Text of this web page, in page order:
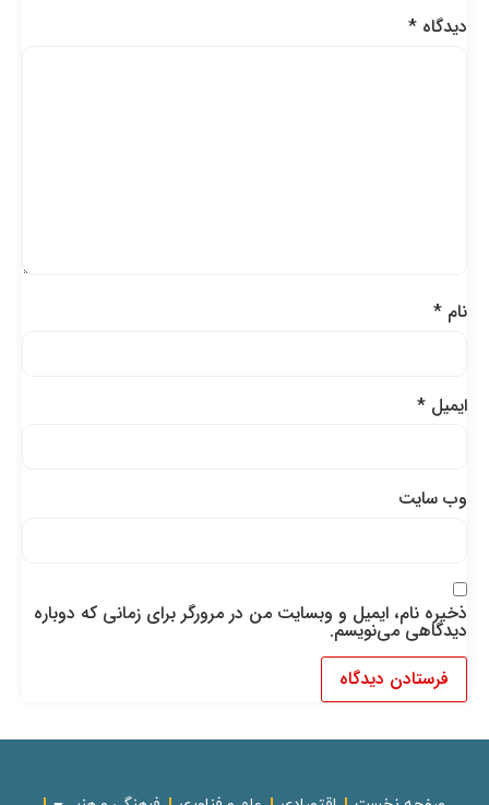
دیدگاه *
نام *
ایمیل *
وب‌ سایت
ذخیره نام، ایمیل و وبسایت من در مرورگر برای زمانی که دوباره
دیدگاهی می‌نویسم.